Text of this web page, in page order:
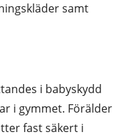
samt
i babyskydd
i gymmet. Förälder
fast säkert i